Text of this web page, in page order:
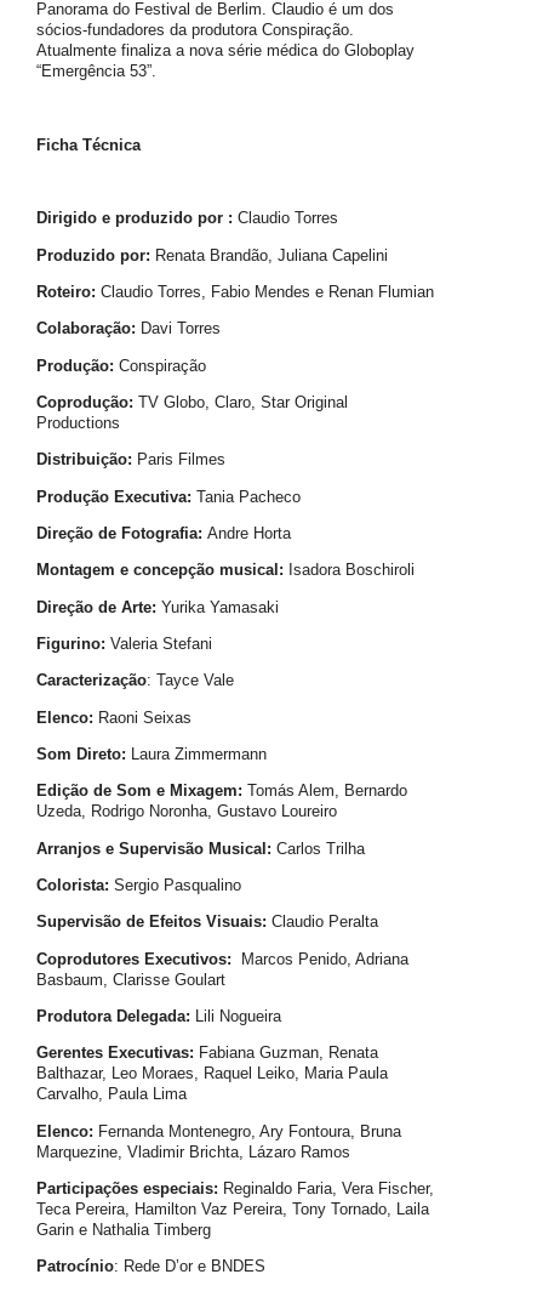
Panorama do Festival de Berlim. Claudio é um dos
sócios-fundadores da produtora Conspiração.
Atualmente finaliza a nova série médica do Globoplay
“Emergência 53”.
Ficha Técnica
Dirigido e produzido por : Claudio Torres
Produzido por: Renata Brandão, Juliana Capelini
Roteiro: Claudio Torres, Fabio Mendes e Renan Flumian
Colaboração: Davi Torres
Produção: Conspiração
Coprodução: TV Globo, Claro, Star Original
Productions
Distribuição: Paris Filmes
Produção Executiva: Tania Pacheco
Direção de Fotografia: Andre Horta
Montagem e concepção musical: Isadora Boschiroli
Direção de Arte: Yurika Yamasaki
Figurino: Valeria Stefani
Caracterização: Tayce Vale
Elenco: Raoni Seixas
Som Direto: Laura Zimmermann
Edição de Som e Mixagem: Tomás Alem, Bernardo
Uzeda, Rodrigo Noronha, Gustavo Loureiro
Arranjos e Supervisão Musical: Carlos Trilha
Colorista: Sergio Pasqualino
Supervisão de Efeitos Visuais: Claudio Peralta
Coprodutores Executivos: Marcos Penido, Adriana
Basbaum, Clarisse Goulart
Produtora Delegada: Lili Nogueira
Gerentes Executivas: Fabiana Guzman, Renata
Balthazar, Leo Moraes, Raquel Leiko, Maria Paula
Carvalho, Paula Lima
Elenco: Fernanda Montenegro, Ary Fontoura, Bruna
Marquezine, Vladimir Brichta, Lázaro Ramos
Participações especiais: Reginaldo Faria, Vera Fischer,
Teca Pereira, Hamilton Vaz Pereira, Tony Tornado, Laila
Garin e Nathalia Timberg
Patrocínio: Rede D’or e BNDES